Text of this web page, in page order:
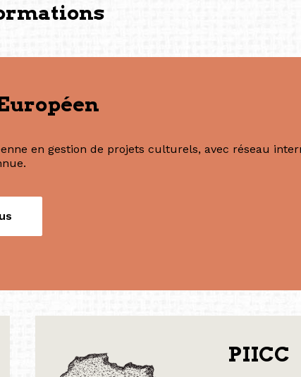
(Photography: Geric Cruz)
en gestion de projets culturels, avec réseau